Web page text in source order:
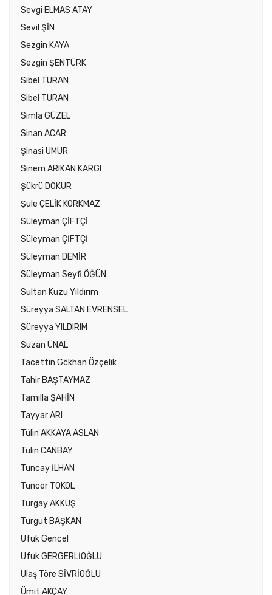
Sevgi ELMAS ATAY
Sevil ŞİN
Sezgin KAYA
Sezgin ŞENTÜRK
Sibel TURAN
Sibel TURAN
Simla GÜZEL
Sinan ACAR
Şinasi UMUR
Sinem ARIKAN KARGI
Şükrü DOKUR
Şule ÇELİK KORKMAZ
Süleyman ÇİFTÇİ
Süleyman ÇİFTÇİ
Süleyman DEMİR
Süleyman Seyfi ÖĞÜN
Sultan Kuzu Yıldırım
Süreyya SALTAN EVRENSEL
Süreyya YILDIRIM
Suzan ÜNAL
Tacettin Gökhan Özçelik
Tahir BAŞTAYMAZ
Tamilla ŞAHİN
Tayyar ARI
Tülin AKKAYA ASLAN
Tülin CANBAY
Tuncay İLHAN
Tuncer TOKOL
Turgay AKKUŞ
Turgut BAŞKAN
Ufuk Gencel
Ufuk GERGERLİOĞLU
Ulaş Töre SİVRİOĞLU
Ümit AKÇAY